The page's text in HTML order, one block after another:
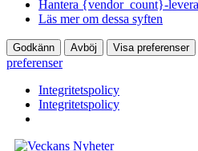
Hantera {vendor_count}-
Läs mer om dessa syften
Godkänn Avböj Visa preferenser
preferenser
Integritetspolicy
Integritetspolicy
Hoppa